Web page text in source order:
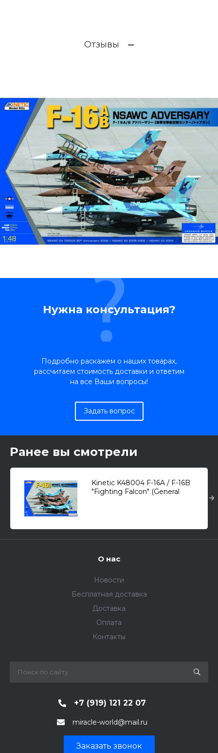
Отзывы
Нужна консультация?
Подробно раскажем о наших товарах,
рассчитаем стоимость доставки и ответим
на все Ваши вопросы!
Задать вопрос
Ранее вы смотрели
Kinetic K48004 F-16A / F-16B
"Fighting Falcon" (General
О нас
Новости
Бесплатная доставка
Доставка
Оплата
Контакты
+7 (919) 121 22 07
miracle-world@mail.ru
Заказать звонок